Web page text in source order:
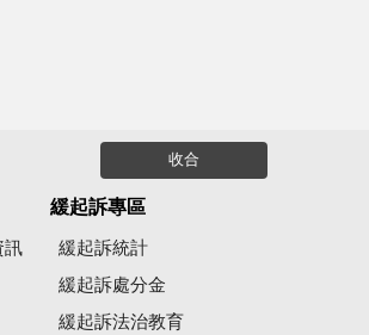
收合
訊
緩起訴專區
緩起訴統計
緩起訴處分金
緩起訴法治教育